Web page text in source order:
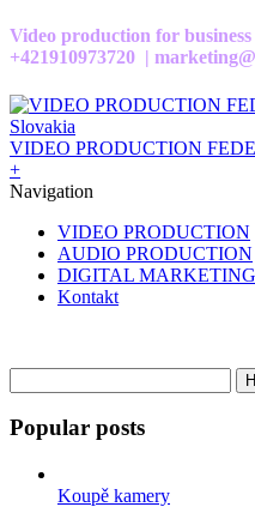
Video production for
+421910973720 |
VIDEO PRODUCTION
+
Navigation
VIDEO PRODUCTION
AUDIO PRODUCTION
DIGITAL MARKETING
Kontakt
Popular posts
Koupě kamery